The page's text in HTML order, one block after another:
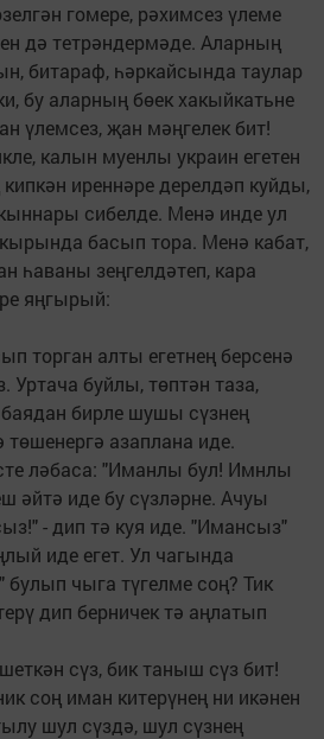
гомере, рәхимсез үлеме
дә тетрәндермәде. Аларның
битараф, һәркайсында таулар
бу аларның бөек хакыйкатьне
үлемсез, җан мәңгелек бит!
калын муенлы украин егетен
иреннәре дерелдәп куйды,
сибелде. Менә инде ул
басып тора. Менә кабат,
һаваны зеңгелдәтеп, кара
яңгырый:
торган алты егетнең берсенә
Уртача буйлы, төптән таза,
баядан бирле шушы сүзнең
азаплана иде.
ләбаса: "Иманлы бул! Имнлы
әйтә иде бу сүзләрне. Ачуы
- дип тә куя иде. "Имансыз"
иде егет. Ул чагында
чыга түгелме соң? Тик
дип берничек тә аңлатып
сүз, бик таныш сүз бит!
соң иман китерүнең ни икәнен
шул сүздә, шул сүзнең